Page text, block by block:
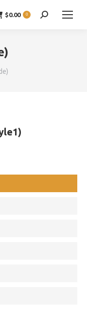
$0.00 0 Zoeken: